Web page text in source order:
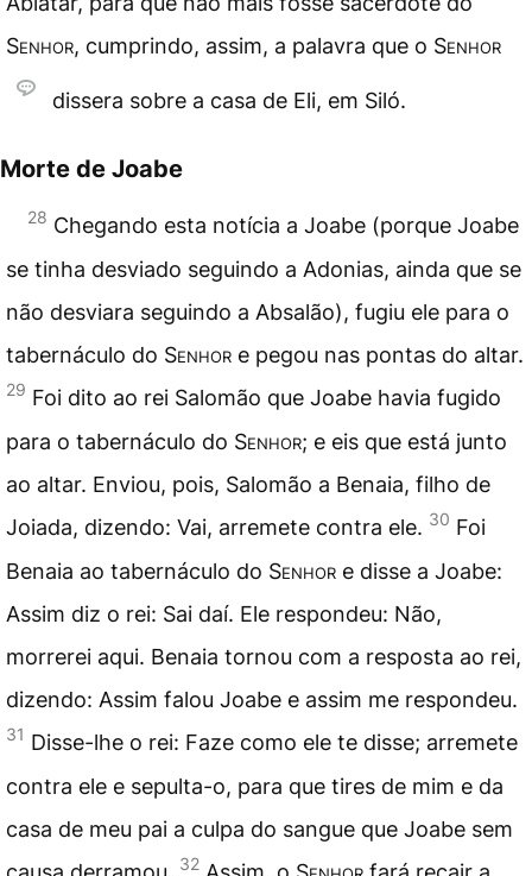
Senhor, cumprindo, assim, a palavra que o Senhor
dissera sobre a casa de Eli, em Siló.
Morte de Joabe
28 Chegando esta notícia a Joabe (porque Joabe
se tinha desviado seguindo a Adonias, ainda que se
não desviara seguindo a Absalão), fugiu ele para o
tabernáculo do Senhor e pegou nas pontas do altar.
29 Foi dito ao rei Salomão que Joabe havia fugido
para o tabernáculo do Senhor; e eis que está junto
ao altar. Enviou, pois, Salomão a Benaia, filho de
Joiada, dizendo: Vai, arremete contra ele. 30 Foi
Benaia ao tabernáculo do Senhor e disse a Joabe:
Assim diz o rei: Sai daí. Ele respondeu: Não,
morrerei aqui. Benaia tornou com a resposta ao rei,
dizendo: Assim falou Joabe e assim me respondeu.
31 Disse-lhe o rei: Faze como ele te disse; arremete
contra ele e sepulta-o, para que tires de mim e da
casa de meu pai a culpa do sangue que Joabe sem
32